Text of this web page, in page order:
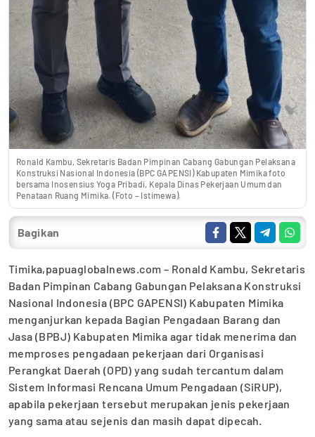
Ronald Kambu, Sekretaris Badan Pimpinan Cabang Gabungan Pelaksana
Konstruksi Nasional Indonesia (BPC GAPENSI) Kabupaten Mimika foto
bersama Inosensius Yoga Pribadi, Kepala Dinas Pekerjaan Umum dan
Penataan Ruang Mimika. (Foto – Istimewa).
Bagikan
Timika,papuaglobalnews.com – Ronald Kambu, Sekretaris
Badan Pimpinan Cabang Gabungan Pelaksana Konstruksi
Nasional Indonesia (BPC GAPENSI) Kabupaten Mimika
menganjurkan kepada Bagian Pengadaan Barang dan
Jasa (BPBJ) Kabupaten Mimika agar tidak menerima dan
memproses pengadaan pekerjaan dari Organisasi
Perangkat Daerah (OPD) yang sudah tercantum dalam
Sistem Informasi Rencana Umum Pengadaan (SiRUP),
apabila pekerjaan tersebut merupakan jenis pekerjaan
yang sama atau sejenis dan masih dapat dipecah.